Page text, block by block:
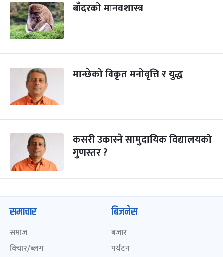
बाँदरको मानवशास्त्र
मान्छेको विकृत मनोवृत्ति र युद्ध
कसरी उकास्ने सामुदायिक विद्यालयको
गुणस्तर ?
समाचार
समाज
विचार/ब्लग
बिजनेस
बजार
पर्यटन